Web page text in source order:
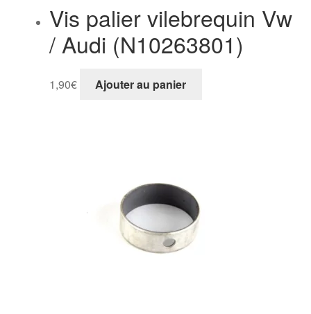
Vis palier vilebrequin Vw
/ Audi (N10263801)
1,90€ Ajouter au panier